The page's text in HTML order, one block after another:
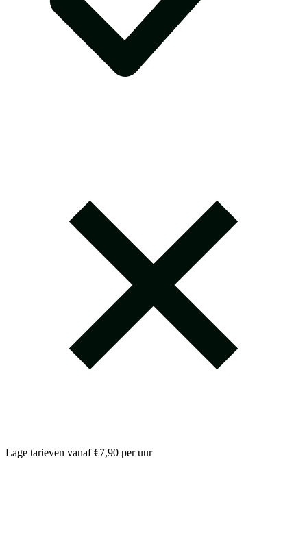
Lage tarieven vanaf €7,90 per uur